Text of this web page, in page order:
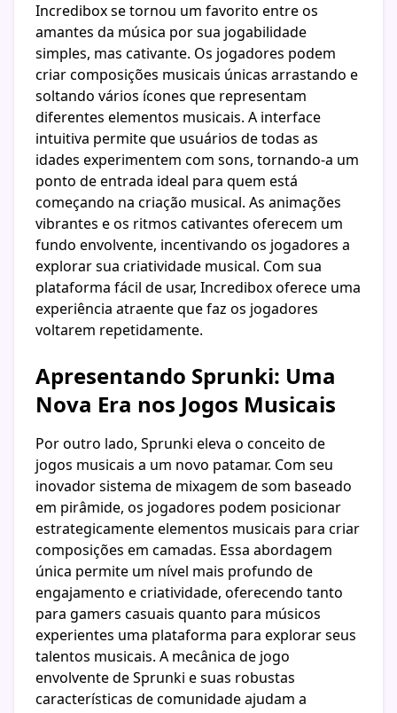
Incredibox se tornou um favorito entre os
amantes da música por sua jogabilidade
simples, mas cativante. Os jogadores podem
criar composições musicais únicas arrastando e
soltando vários ícones que representam
diferentes elementos musicais. A interface
intuitiva permite que usuários de todas as
idades experimentem com sons, tornando-a um
ponto de entrada ideal para quem está
começando na criação musical. As animações
vibrantes e os ritmos cativantes oferecem um
fundo envolvente, incentivando os jogadores a
explorar sua criatividade musical. Com sua
plataforma fácil de usar, Incredibox oferece uma
experiência atraente que faz os jogadores
voltarem repetidamente.
Apresentando Sprunki: Uma
Nova Era nos Jogos Musicais
Por outro lado, Sprunki eleva o conceito de
jogos musicais a um novo patamar. Com seu
inovador sistema de mixagem de som baseado
em pirâmide, os jogadores podem posicionar
estrategicamente elementos musicais para criar
composições em camadas. Essa abordagem
única permite um nível mais profundo de
engajamento e criatividade, oferecendo tanto
para gamers casuais quanto para músicos
experientes uma plataforma para explorar seus
talentos musicais. A mecânica de jogo
envolvente de Sprunki e suas robustas
características de comunidade ajudam a